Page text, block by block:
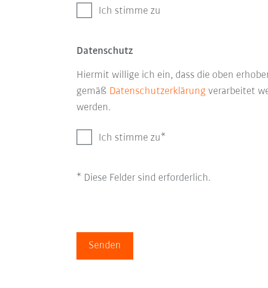
Ich stimme zu
Datenschutz
Hiermit willige ich ein, dass die oben
gemäß Datenschutzerklärung verarbeitet
werden.
Ich stimme zu
* Diese Felder sind erforderlich.
Senden